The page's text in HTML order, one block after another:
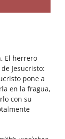
El herrero
Jesucristo:
pone a
en la fragua,
con su